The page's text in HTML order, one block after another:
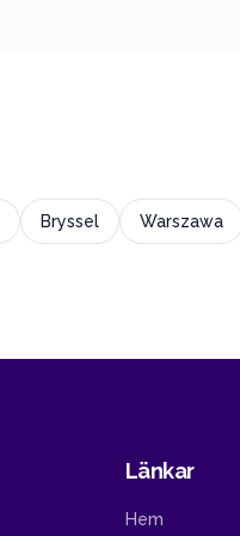
Bryssel Warszawa
Länkar
Hem